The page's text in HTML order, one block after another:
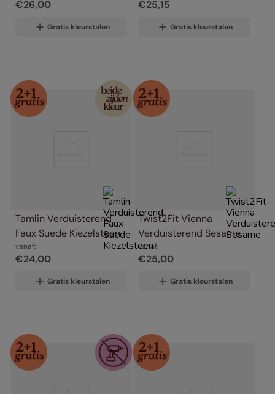
€26,00
Gratis kleurstalen
€25,15
Gratis kleurstalen
Tamlin Verduisterend
Faux Suede Kiezelsteen
vanaf:
€24,00
Gratis kleurstalen
Twist2Fit Vienna
Verduisterend Sesame
vanaf:
€25,00
Gratis kleurstalen